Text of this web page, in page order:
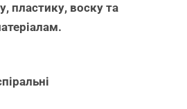
пластику, воску та